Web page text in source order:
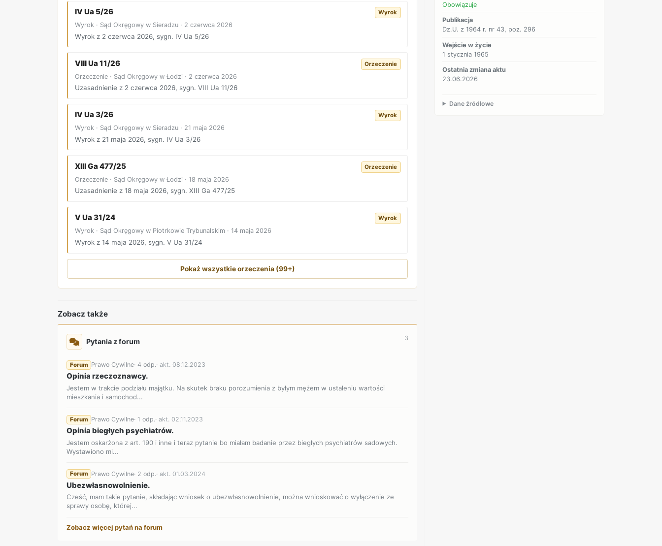
IV Ua 5/26 Wyrok
Wyrok · Sąd Okręgowy w Sieradzu · 2 czerwca 2026
Wyrok z 2 czerwca 2026, sygn. IV Ua 5/26
VIII Ua 11/26 Orzeczenie
Orzeczenie · Sąd Okręgowy w Łodzi · 2 czerwca 2026
Uzasadnienie z 2 czerwca 2026, sygn. VIII Ua 11/26
IV Ua 3/26 Wyrok
Wyrok · Sąd Okręgowy w Sieradzu · 21 maja 2026
Wyrok z 21 maja 2026, sygn. IV Ua 3/26
XIII Ga 477/25 Orzeczenie
Orzeczenie · Sąd Okręgowy w Łodzi · 18 maja 2026
Uzasadnienie z 18 maja 2026, sygn. XIII Ga 477/25
V Ua 31/24 Wyrok
Wyrok · Sąd Okręgowy w Piotrkowie Trybunalskim · 14 maja 2026
Wyrok z 14 maja 2026, sygn. V Ua 31/24
Pokaż wszystkie orzeczenia (99+)
Zobacz także
Pytania z forum 3
Forum Prawo Cywilne· 4 odp.· akt. 08.12.2023
Opinia rzeczoznawcy.
Jestem w trakcie podziału majątku. Na skutek braku porozumienia z byłym mężem w ustaleniu wartości
mieszkania i samochod...
Forum Prawo Cywilne· 1 odp.· akt. 02.11.2023
Opinia biegłych psychiatrów.
Jestem oskarżona z art. 190 i inne i teraz pytanie bo miałam badanie przez biegłych psychiatrów sadowych.
Wystawiono mi...
Forum Prawo Cywilne· 2 odp.· akt. 01.03.2024
Ubezwłasnowolnienie.
Cześć, mam takie pytanie, składając wniosek o ubezwłasnowolnienie, można wnioskować o wyłączenie ze
sprawy osobę, której...
Zobacz więcej pytań na forum
Obowiązuje
Publikacja
Dz.U. z 1964 r. nr 43, poz. 296
Wejście w życie
1 stycznia 1965
Ostatnia zmiana aktu
23.06.2026
Dane źródłowe